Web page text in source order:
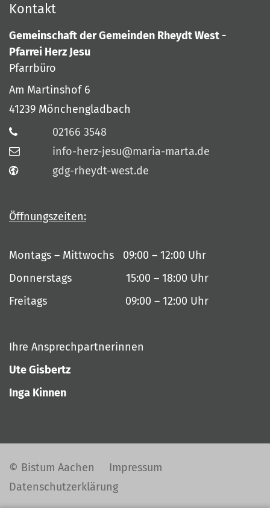
Kontakt
Gemeinschaft der Gemeinden Rheydt West -
Pfarrei Herz Jesu
Pfarrbüro
Am Martinshof 6
41239 Mönchengladbach
02166 3548
info-herz-jesu@maria-marta.de
gdg-rheydt-west.de
Öffnungszeiten:
Montags – Mittwochs 09:00 – 12:00 Uhr
Donnerstags 15:00 – 18:00 Uhr
Freitags 09:00 – 12:00 Uhr
Ihre Ansprechpartnerinnen
Ute Gisbertz
Inga Kinnen
© Bistum Aachen
Impressum
Datenschutzerklärung